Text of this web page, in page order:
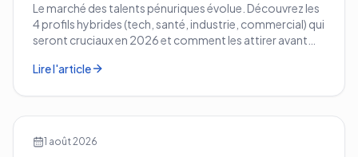
Le marché des talents pénuriques évolue. Découvrez les
4 profils hybrides (tech, santé, industrie, commercial) qui
seront cruciaux en 2026 et comment les attirer avant
Lire l'article
1 août 2026